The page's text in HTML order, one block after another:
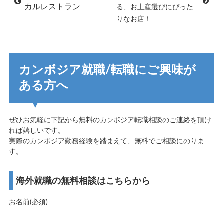
カルレストラン
る、お土産選びにぴった
りなお店！
カンボジア就職/転職にご興味が
ある方へ
ぜひお気軽に下記から無料のカンボジア転職相談のご連絡を頂け
れば嬉しいです。
実際のカンボジア勤務経験を踏まえて、無料でご相談にのりま
す。
海外就職の無料相談はこちらから
お名前(必須)